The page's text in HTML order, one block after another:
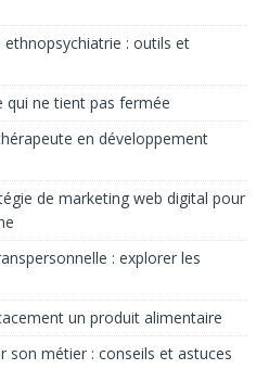
: outils et
ne tient pas fermée
en développement
de marketing web digital pour
: explorer les
un produit alimentaire
son métier : conseils et astuces